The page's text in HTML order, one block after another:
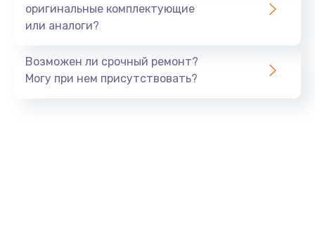
оригинальные комплектующие
или аналоги?
Возможен ли срочный ремонт?
Могу при нем присутствовать?